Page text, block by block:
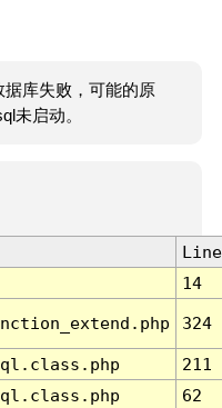
据库失败，可能的原
未启动。
Line
14
324
211
62